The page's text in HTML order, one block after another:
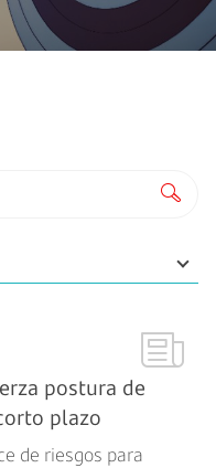
postura de
plazo
de riesgos para